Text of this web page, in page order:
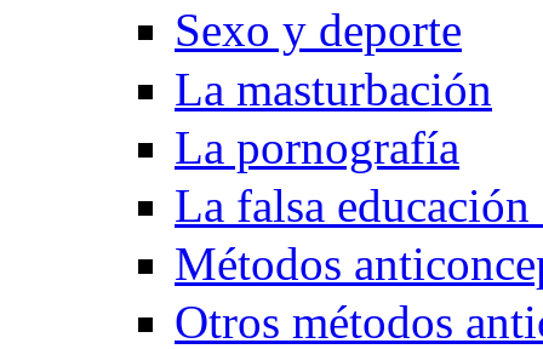
Sexo y deporte
La masturbación
La pornografía
La falsa educación
Métodos
Otros métodos